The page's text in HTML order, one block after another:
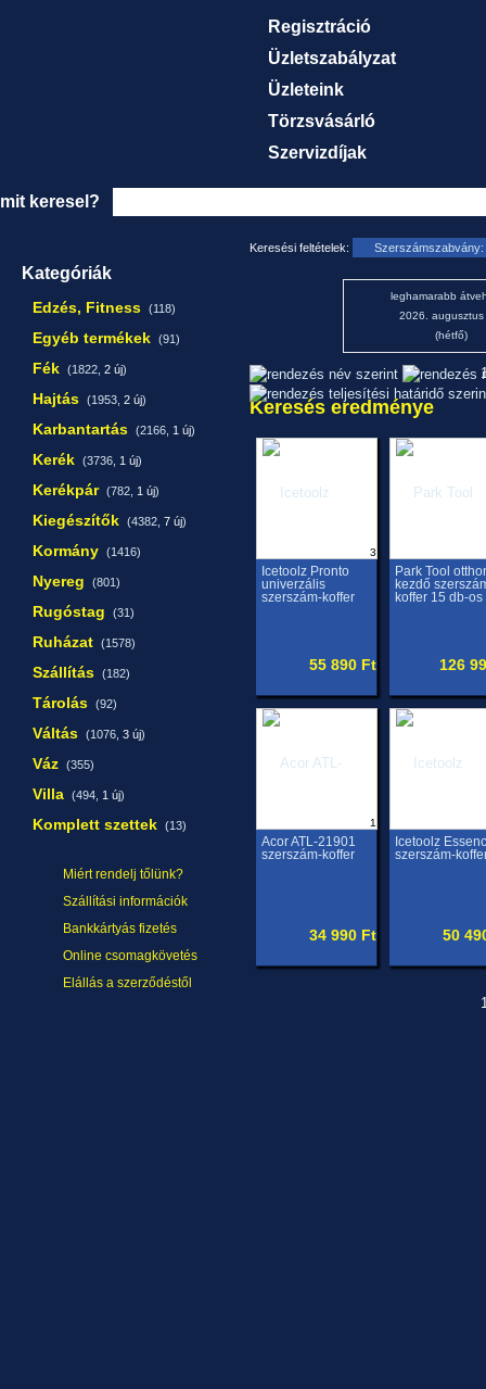
Regisztráció
Üzletszabályzat
Üzleteink
Törzsvásárló
Szervizdíjak
mit keresel?
Kategóriák
Edzés, Fitness (118)
Egyéb termékek (91)
Fék (1822, 2 új)
Hajtás (1953, 2 új)
Karbantartás (2166, 1 új)
Kerék (3736, 1 új)
Kerékpár (782, 1 új)
Kiegészítők (4382, 7 új)
Kormány (1416)
Nyereg (801)
Rugóstag (31)
Ruházat (1578)
Szállítás (182)
Tárolás (92)
Váltás (1076, 3 új)
Váz (355)
Villa (494, 1 új)
Komplett szettek (13)
Miért rendelj tőlünk?
Szállítási információk
Bankkártyás fizetés
Online csomagkövetés
Elállás a szerződéstől
Keresési feltételek: Szerszámszabvány:
leghamarabb
2026. augusztus
(hétfő)
Keresés eredménye
3
Icetoolz Pronto
univerzális
szerszám-koffer
55 890 Ft
Park Tool
kezdő
koffer 15 db-os
126
1
Acor ATL-21901
szerszám-koffer
34 990 Ft
Icetoolz
szerszám-
50